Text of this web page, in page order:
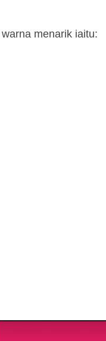
menarik iaitu: